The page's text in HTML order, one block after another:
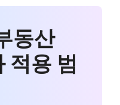
동산
적용 범